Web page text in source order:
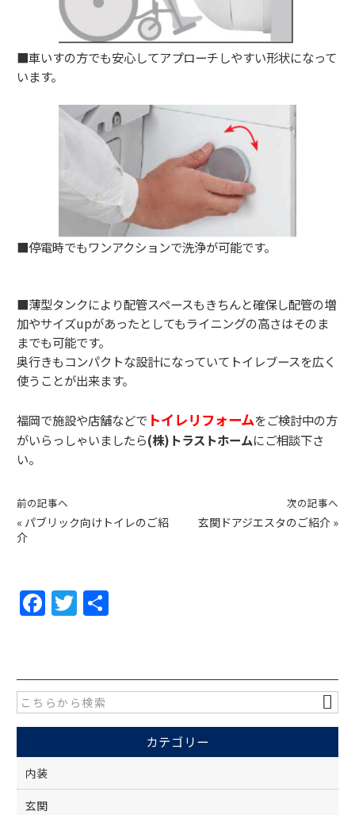
■車いすの方でも安心してアプローチしやすい形状になって
います。
■停電時でもワンアクションで洗浄が可能です。
■薄型タンクにより配管スペースもきちんと確保し配管の増
加やサイズupがあったとしてもライニングの高さはそのま
までも可能です。
奥行きもコンパクトな設計になっていてトイレブースを広く
使うことが出来ます。
福岡で施設や店舗などで トイレリフォームをご検討中の方
がいらっしゃいましたら(株)トラストホームにご相談下さ
い。
前の記事へ
« パブリック向けトイレのご紹
介
次の記事へ
玄関ドアジエスタのご紹介 »
F
a
e
b
o
o
k
T
w
er
カテゴリー
内装
玄関